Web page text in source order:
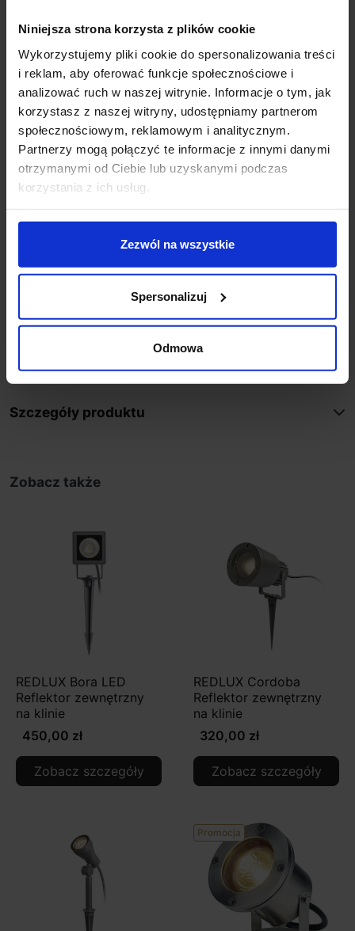
Niniejsza strona korzysta z plików cookie
Wykorzystujemy pliki cookie do spersonalizowania treści
i reklam, aby oferować funkcje społecznościowe i
analizować ruch w naszej witrynie. Informacje o tym, jak
korzystasz z naszej witryny, udostępniamy partnerom
społecznościowym, reklamowym i analitycznym.
Partnerzy mogą połączyć te informacje z innymi danymi
otrzymanymi od Ciebie lub uzyskanymi podczas
korzystania z ich usług.
Zezwól na wszystkie
Spersonalizuj
Odmowa
Dane techniczne:
Źródło światła LED
Moc3x1W
Temperatura barwy światła3000K (biała ciepła)
Strumień świetlny210lm
Napięcie230V
Średnica4,3 cm
Szerokość 6,6 cm
Wysokość reflektora
Klasa szczelnościIP65
Sposób montażupodłoże
24 miesiące
Szczegóły produktu
Zobacz także
REDLUX Bora LED
Reflektor zewnętrzny
na klinie
450,00 zł
Zobacz szczegóły
REDLUX Cordoba
Reflektor zewnętrzny
na klinie
320,00 zł
Zobacz szczegóły
Promocja